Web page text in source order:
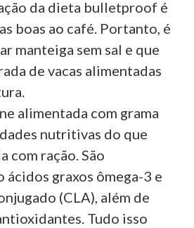
da dieta bulletproof é
boas ao café. Portanto, é
manteiga sem sal e que
de vacas alimentadas
alimentada com grama
nutritivas do que
com ração. São
ácidos graxos ômega-3 e
(CLA), além de
Tudo isso